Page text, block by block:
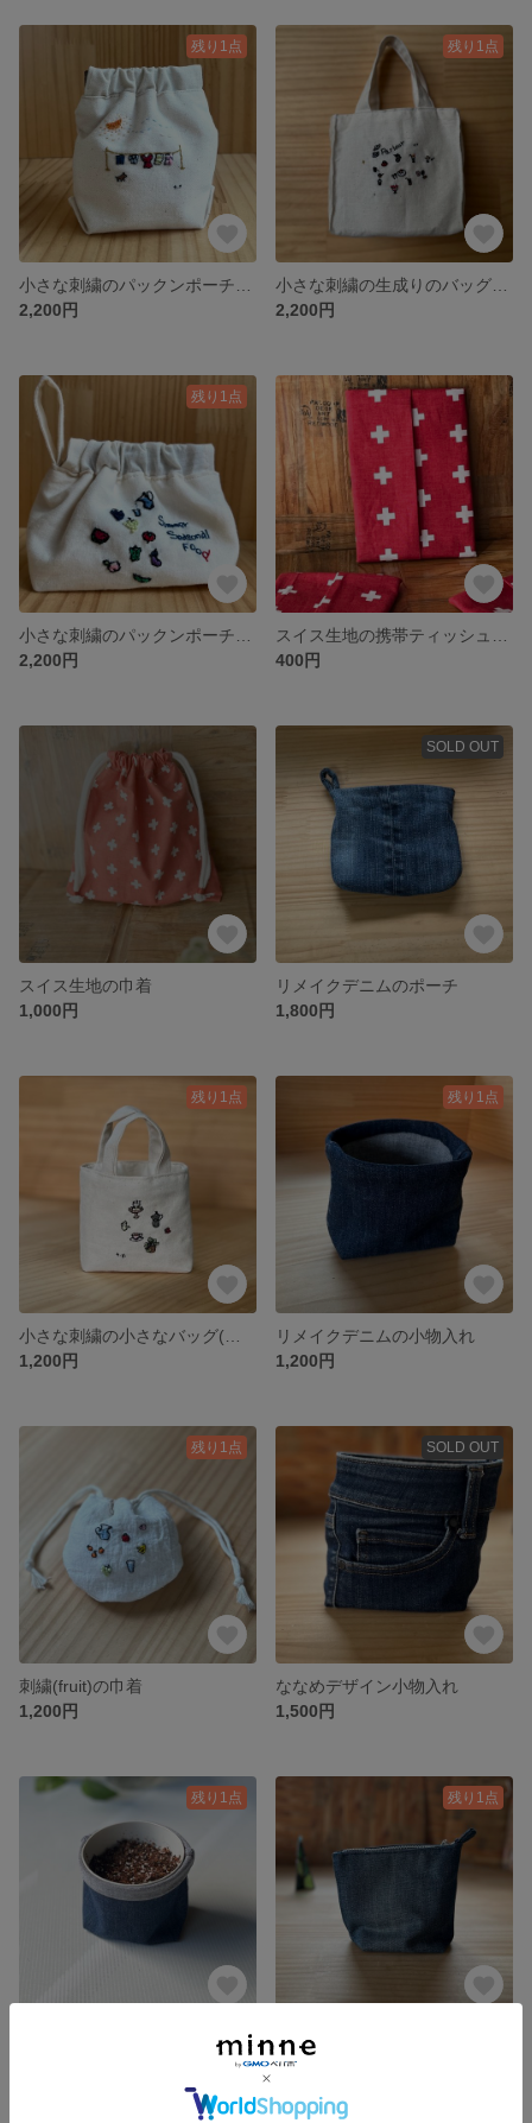
残り1点
2,200円
残り1点
2,200円
残り1点
2,200円
400円
スイス生地の巾着
1,000円
SOLD OUT
リメイクデニムのポーチ
1,800円
残り1点
1,200円
残り1点
リメイクデニムの小物入れ
1,200円
残り1点
刺繍(fruit)の巾着
1,200円
SOLD OUT
ななめデザイン小物入れ
1,500円
残り1点 残り1点
1,800円